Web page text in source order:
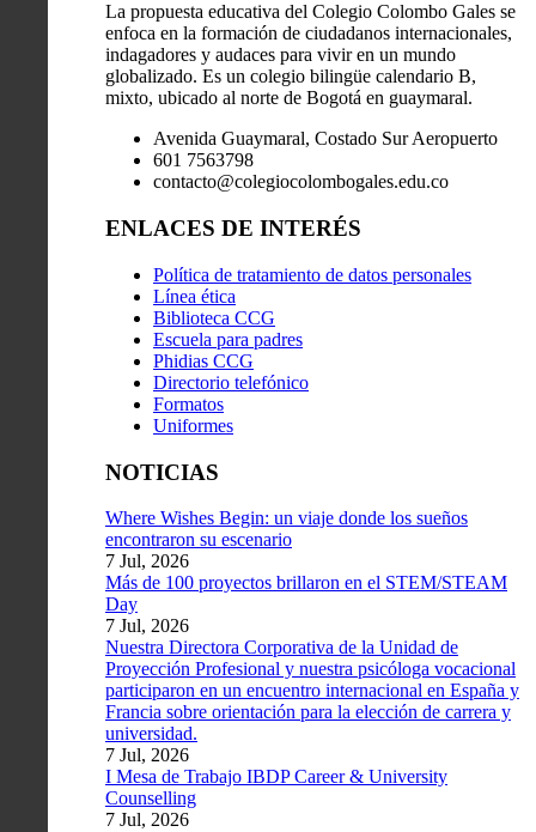
La propuesta educativa del Colegio Colombo Gales se
enfoca en la formación de ciudadanos internacionales,
indagadores y audaces para vivir en un mundo
globalizado. Es un colegio bilingüe calendario B,
mixto, ubicado al norte de Bogotá en guaymaral.
Avenida Guaymaral, Costado Sur Aeropuerto
601 7563798
contacto@colegiocolombogales.edu.co
ENLACES DE INTERÉS
Política de tratamiento de datos personales
Línea ética
Biblioteca CCG
Escuela para padres
Phidias CCG
Directorio telefónico
Formatos
Uniformes
NOTICIAS
Where Wishes Begin: un viaje donde los sueños
encontraron su escenario
7 Jul, 2026
Más de 100 proyectos brillaron en el STEM/STEAM
Day
7 Jul, 2026
Nuestra Directora Corporativa de la Unidad de
Proyección Profesional y nuestra psicóloga vocacional
participaron en un encuentro internacional en España y
Francia sobre orientación para la elección de carrera y
universidad.
7 Jul, 2026
I Mesa de Trabajo IBDP Career & University
Counselling
7 Jul, 2026